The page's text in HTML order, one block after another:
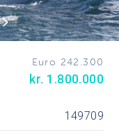
Euro 242.300
kr. 1.800.000
149709